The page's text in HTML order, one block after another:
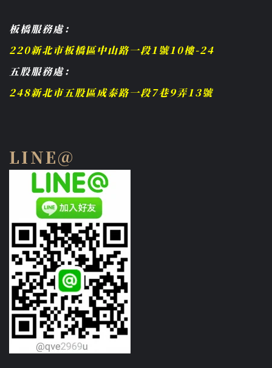
板橋服務處：
220新北市板橋區中山路一段1號10樓-24
五股服務處：
248新北市五股區成泰路一段7巷9弄13號
LINE@